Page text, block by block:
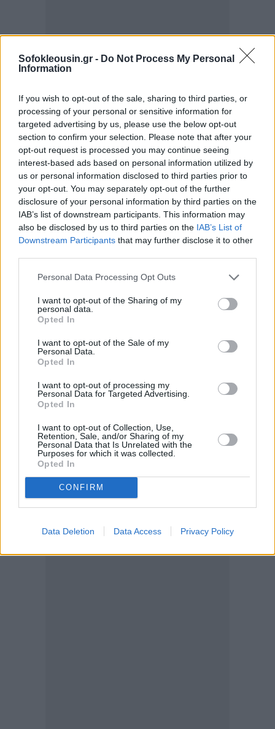
Sofokleousin.gr - Do Not Process My Personal
Information
If you wish to opt-out of the sale, sharing to third parties, or
processing of your personal or sensitive information for
targeted advertising by us, please use the below opt-out
section to confirm your selection. Please note that after your
opt-out request is processed you may continue seeing
interest-based ads based on personal information utilized by
us or personal information disclosed to third parties prior to
your opt-out. You may separately opt-out of the further
disclosure of your personal information by third parties on the
IAB’s list of downstream participants. This information may
also be disclosed by us to third parties on the IAB’s List of
Downstream Participants that may further disclose it to other
Personal Data Processing Opt Outs
I want to opt-out of the Sharing of my
personal data.
Opted In
I want to opt-out of the Sale of my
Personal Data.
Opted In
I want to opt-out of processing my
Personal Data for Targeted Advertising.
Opted In
I want to opt-out of Collection, Use,
Retention, Sale, and/or Sharing of my
Personal Data that Is Unrelated with the
Purposes for which it was collected.
Opted In
CONFIRM
Data Deletion Data Access Privacy Policy
σπάνια νοσήματα των παιδιών
Συμπληρώνεται η διάταξη του άρθρου 43 του ν.
4808/2021 (Νόμος για την Προστασία της Εργασίας),
που προβλέπει άδεια 10 ημερών μετ' αποδοχών,
λόγω σοβαρών νοσημάτων των παιδιών, με
πρόβλεψη για τα παιδιά που πάσχουν από σπάνια
νοσήματα περιλαμβανόμενα στον κατάλογο
ORPHANET. Τα νοσήματα θεωρούνται σπάνια, όταν
πλειονότητά τους είναι γενετικής φύσης (αυτοάνοσα
νοσήματα, συγγενείς δυσπλασίες, κ.λπ.).
Υπενθυμίζεται ότι η άδεια αυτή είναι εξαιρετική και
δίνεται επιπλέον της άδειας νόσησης τέκνου και της
άδειας φροντιστή.